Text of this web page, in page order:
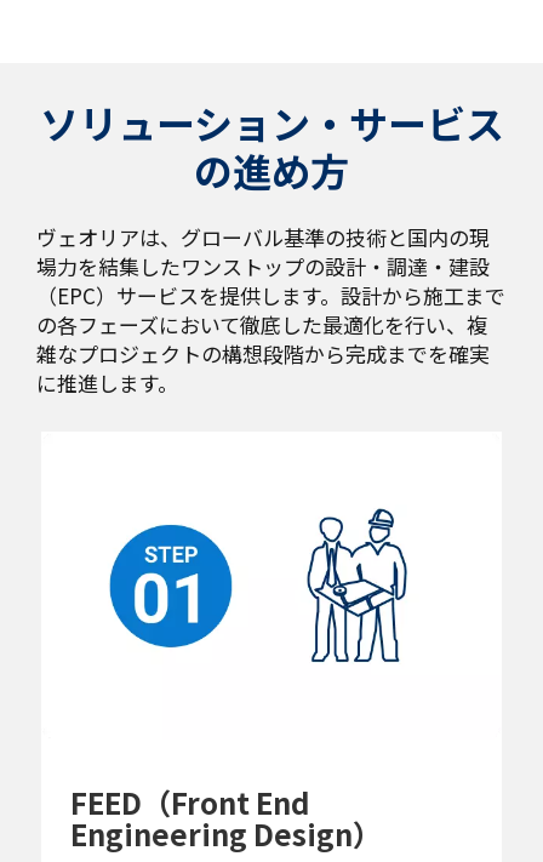
ソリューション・サービス
の進め方
ヴェオリアは、グローバル基準の技術と国内の現
場力を結集したワンストップの設計・調達・建設
（EPC）サービスを提供します。設計から施工まで
の各フェーズにおいて徹底した最適化を行い、複
雑なプロジェクトの構想段階から完成までを確実
に推進します。
FEED（Front End
Engineering Design）